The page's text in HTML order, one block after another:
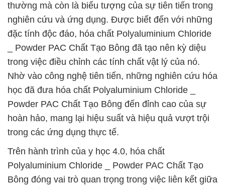
thường mà còn là biểu tượng của sự tiên tiến trong
nghiên cứu và ứng dụng. Được biết đến với những
đặc tính độc đáo, hóa chất Polyaluminium Chloride
_ Powder PAC Chất Tạo Bông đã tạo nên kỳ diệu
trong việc điều chỉnh các tính chất vật lý của nó.
Nhờ vào công nghệ tiên tiến, những nghiên cứu hóa
học đã đưa hóa chất Polyaluminium Chloride _
Powder PAC Chất Tạo Bông đến đỉnh cao của sự
hoàn hảo, mang lại hiệu suất và hiệu quả vượt trội
trong các ứng dụng thực tế.
Trên hành trình của y học 4.0, hóa chất
Polyaluminium Chloride _ Powder PAC Chất Tạo
Bông đóng vai trò quan trọng trong việc liên kết giữa